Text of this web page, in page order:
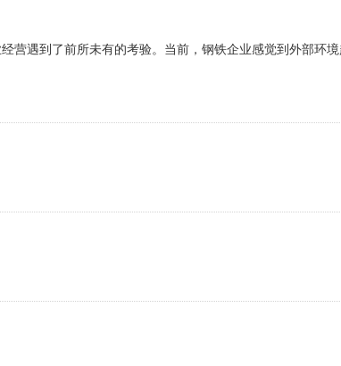
到了前所未有的考验。当前，钢铁企业感觉到外部环境